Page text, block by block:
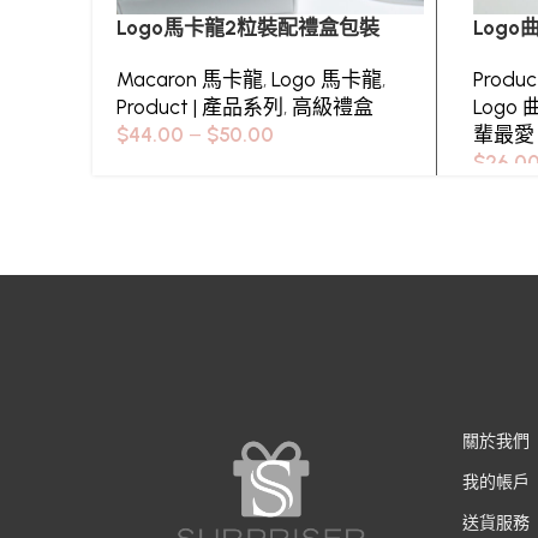
Logo馬卡龍2粒裝配禮盒包裝
Macaron 馬卡龍, Logo 馬卡龍,
Product | 產品系列 , 高級禮盒
$44.00 – $50.00
Logo
Logo
輩最愛
$
關於我們
我的帳戶
送貨服務